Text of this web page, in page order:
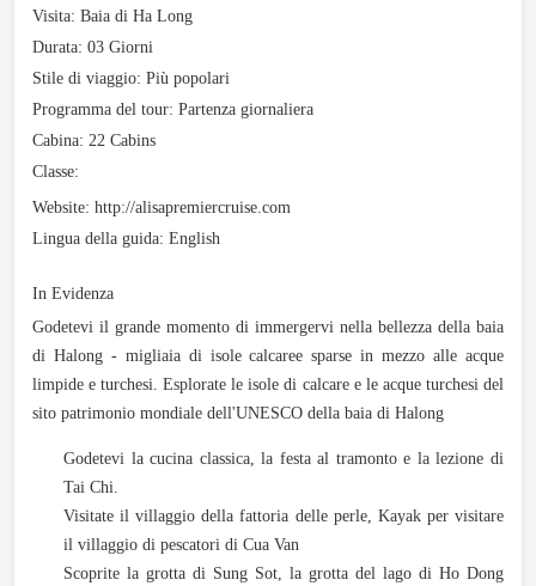
Visita: Baia di Ha Long
Durata: 03 Giorni
Stile di viaggio: Più popolari
Programma del tour: Partenza giornaliera
Cabina: 22 Cabins
Classe:
Website: http://alisapremiercruise.com
Lingua della guida: English
In Evidenza
Godetevi il grande momento di immergervi nella bellezza della baia
di Halong - migliaia di isole calcaree sparse in mezzo alle acque
limpide e turchesi. Esplorate le isole di calcare e le acque turchesi del
sito patrimonio mondiale dell'UNESCO della baia di Halong
Godetevi la cucina classica, la festa al tramonto e la lezione di
Tai Chi.
Visitate il villaggio della fattoria delle perle, Kayak per visitare
il villaggio di pescatori di Cua Van
Scoprite la grotta di Sung Sot, la grotta del lago di Ho Dong